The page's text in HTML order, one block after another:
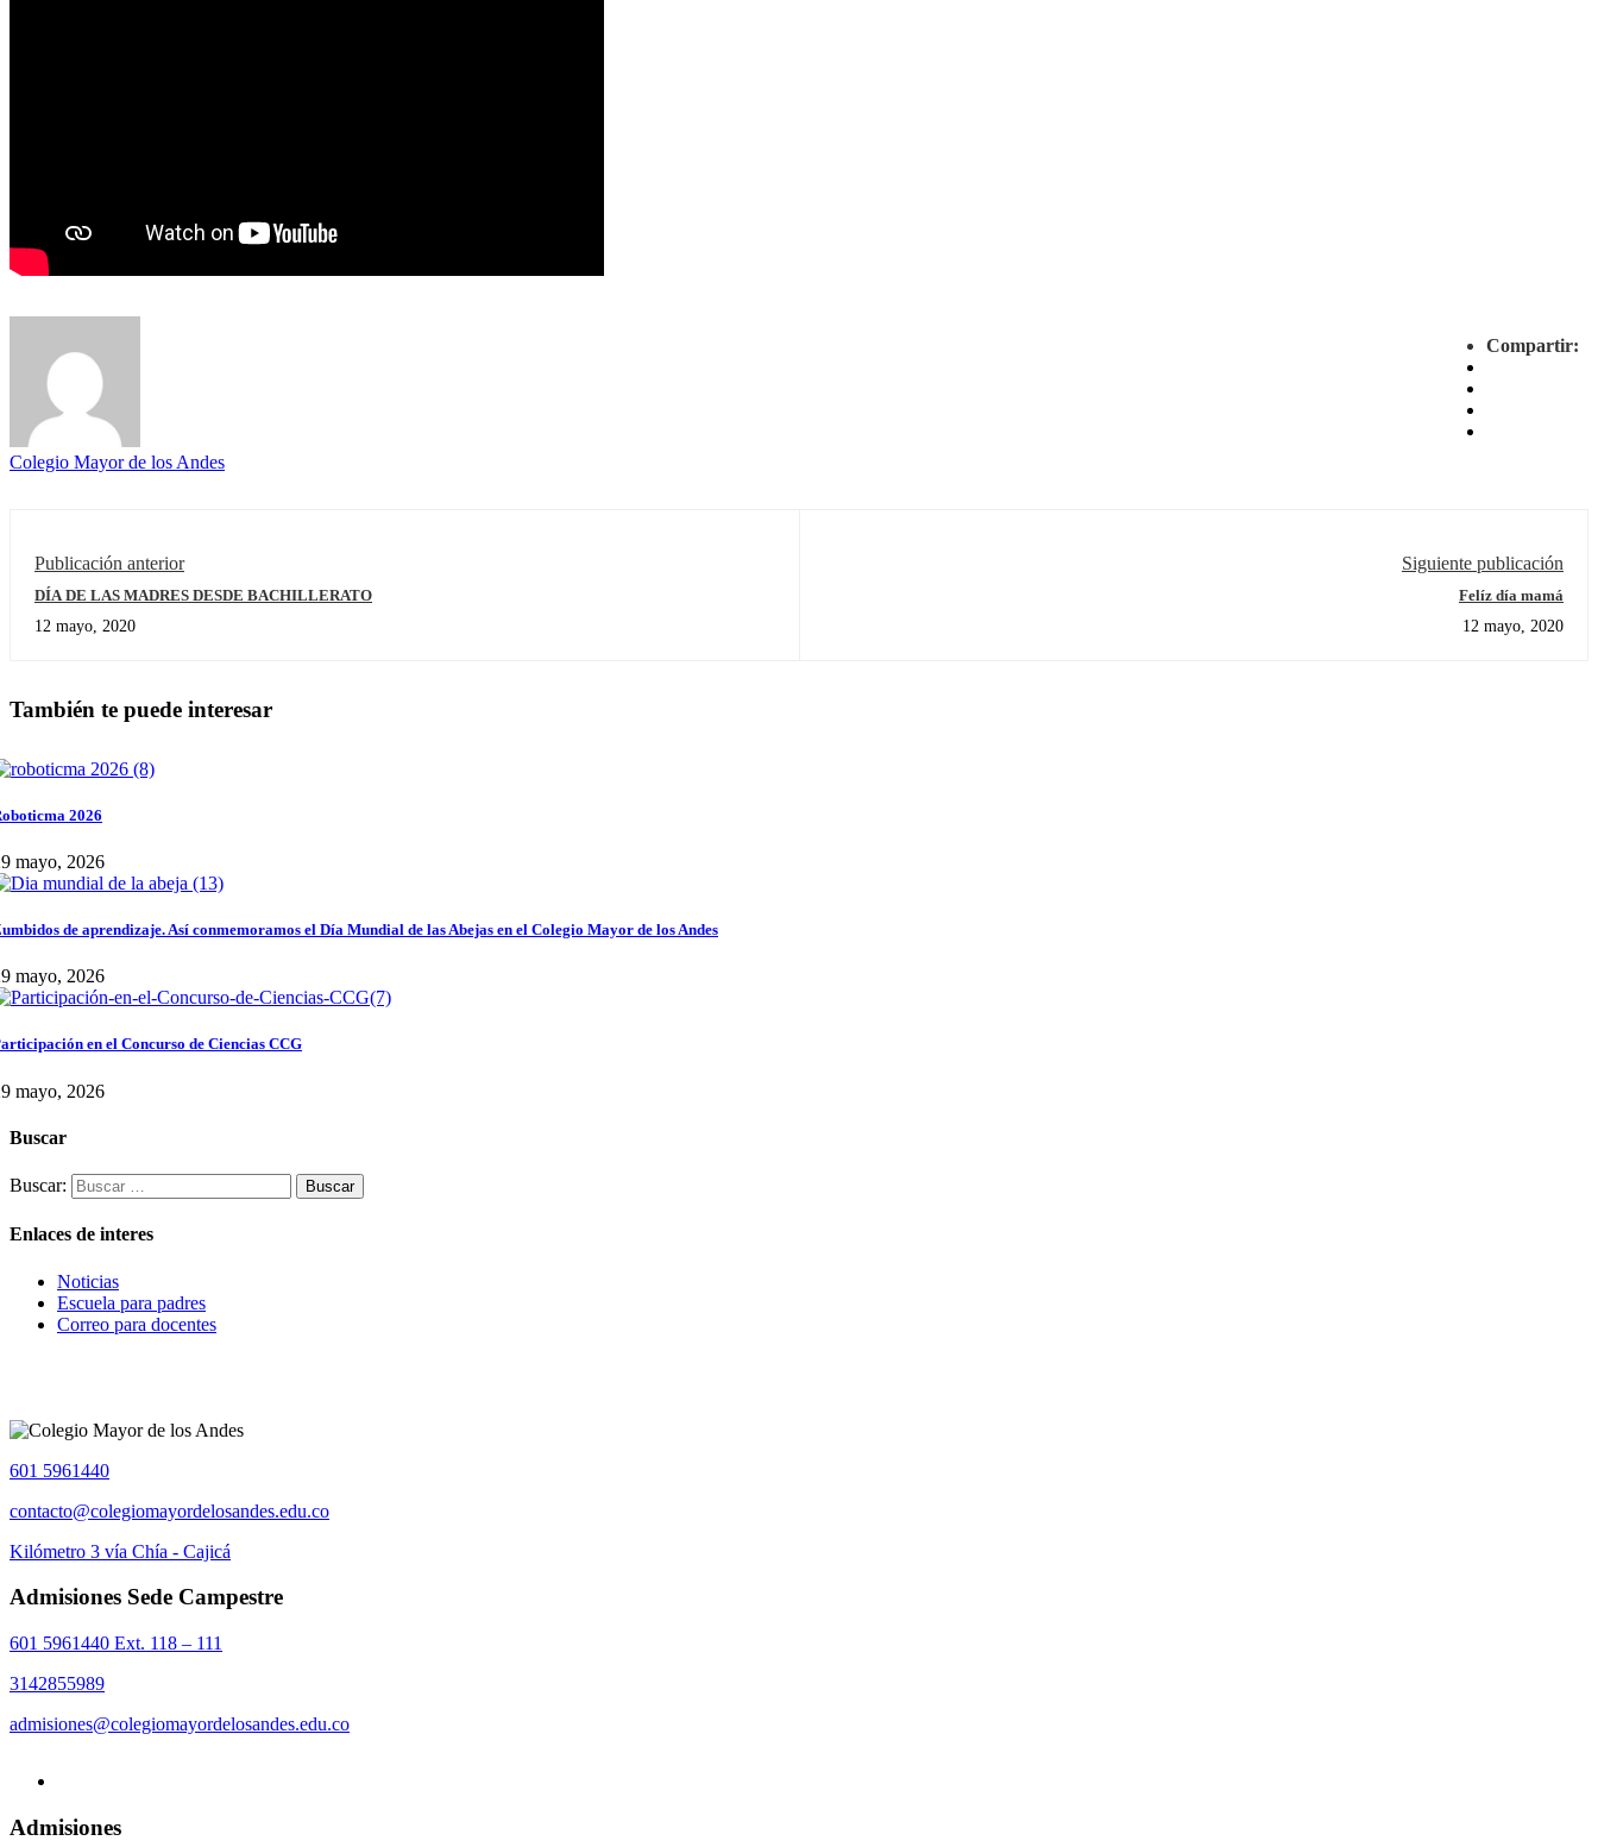
Compartir:
Colegio Mayor de los Andes
Publicación anterior
DÍA DE LAS MADRES DESDE BACHILLERATO
12 mayo, 2020
Siguiente publicación
Felíz día mamá
12 mayo, 2020
También te puede interesar
2026
mayo, 2026
de aprendizaje. Así conmemoramos el Día Mundial de las Abejas en el Colegio Mayor de los Andes
mayo, 2026
en el Concurso de Ciencias CCG
mayo, 2026
Buscar
Buscar:
Enlaces de interes
Noticias
Escuela para padres
Correo para docentes
601 5961440
contacto@colegiomayordelosandes.edu.co
Kilómetro 3 vía Chía - Cajicá
Admisiones Sede Campestre
601 5961440 Ext. 118 – 111
3142855989
admisiones@colegiomayordelosandes.edu.co
Admisiones